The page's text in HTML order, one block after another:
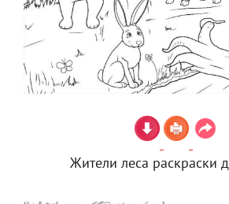
Жители леса раскраски